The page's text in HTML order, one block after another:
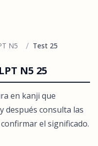
N5 / Test 25
N5 25
en kanji que
después consulta las
el significado.